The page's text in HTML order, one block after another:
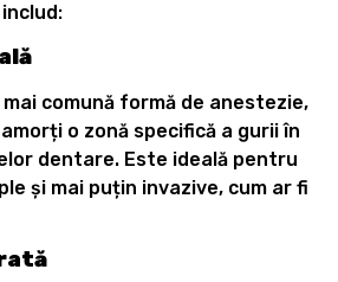
comună formă de anestezie,
o zonă specifică a gurii în
dentare. Este ideală pentru
și mai puțin invazive, cum ar fi